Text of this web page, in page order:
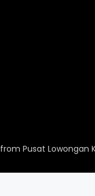
from Pusat Lowongan